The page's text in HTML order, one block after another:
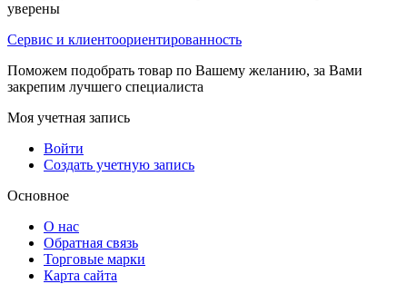
уверены
Сервис и клиентоориентированность
Поможем подобрать товар по Вашему желанию, за Вами
закрепим лучшего специалиста
Моя учетная запись
Войти
Создать учетную запись
Основное
О нас
Обратная связь
Торговые марки
Карта сайта